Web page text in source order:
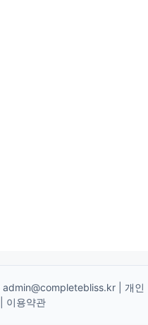
admin@completebliss.kr| 개인
이용약관